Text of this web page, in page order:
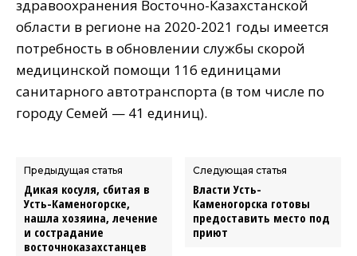
здравоохранения Восточно-Казахстанской
области в регионе на 2020-2021 годы имеется
потребность в обновлении службы скорой
медицинской помощи 116 единицами
санитарного автотранспорта (в том числе по
городу Семей — 41 единиц).
Предыдущая статья
Дикая косуля, сбитая в
Усть-Каменогорске,
нашла хозяина, лечение
и сострадание
восточноказахстанцев
Следующая статья
Власти Усть-
Каменогорска готовы
предоставить место под
приют